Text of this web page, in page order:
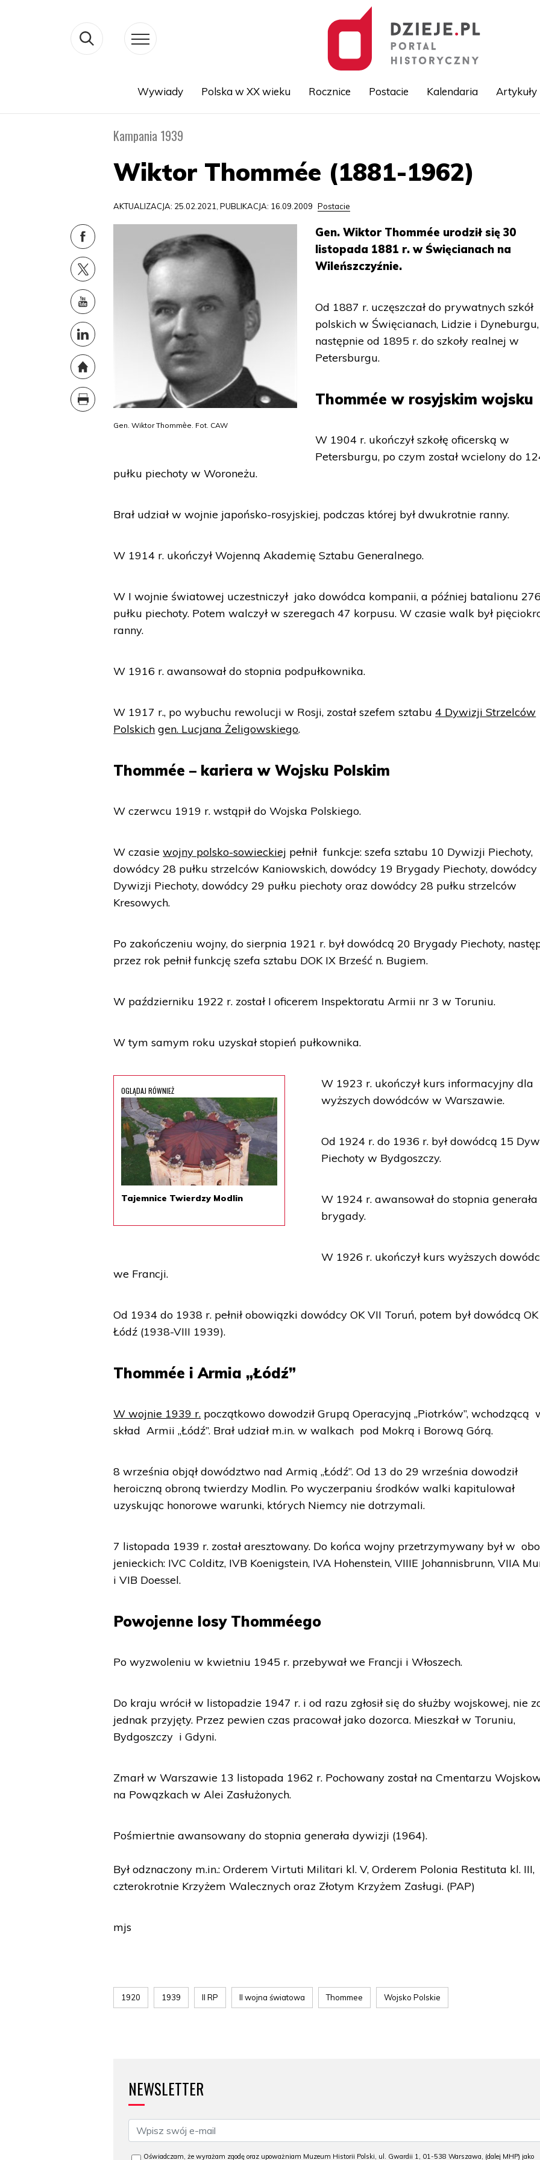
Wywiady Polska w XX wieku Rocznice Postacie Kalendaria Artykuły
Kampania 1939
Wiktor Thommée (1881-1962)
AKTUALIZACJA: 25.02.2021, PUBLIKACJA: 16.09.2009 Postacie
Gen. Wiktor Thommѐe. Fot. CAW
Gen. Wiktor Thommée urodził się 30
listopada 1881 r. w Święcianach na
Wileńszczyźnie.
Od 1887 r. uczęszczał do prywatnych szkół
polskich w Święcianach, Lidzie i
następnie od 1895 r. do szkoły realnej w
Petersburgu.
Thommée w rosyjskim wojsku
W 1904 r. ukończył szkołę oficerską w
Petersburgu, po czym został wcielony do
pułku piechoty w Woroneżu.
Brał udział w wojnie japońsko-rosyjskiej, podczas której był dwukrotnie ranny.
W 1914 r. ukończył Wojenną Akademię Sztabu Generalnego.
W I wojnie światowej uczestniczył jako dowódca kompanii, a później batalionu 276
pułku piechoty. Potem walczył w szeregach 47 korpusu. W czasie walk był
ranny.
W 1916 r. awansował do stopnia podpułkownika.
W 1917 r., po wybuchu rewolucji w Rosji, został szefem sztabu4 Dywizji Strzelców
Polskich gen. Lucjana Żeligowskiego.
Thommée – kariera w Wojsku Polskim
W czerwcu 1919 r. wstąpił do Wojska Polskiego.
W czasiewojny polsko-sowieckiej pełnił funkcje: szefa sztabu 10 Dywizji Piechoty,
dowódcy 28 pułku strzelców Kaniowskich, dowódcy 19 Brygady Piechoty, dowódcy
Dywizji Piechoty, dowódcy 29 pułku piechoty oraz dowódcy 28 pułku strzelców
Kresowych.
Po zakończeniu wojny, do sierpnia 1921 r. był dowódcą 20 Brygady Piechoty,
przez rok pełnił funkcję szefa sztabu DOK IX Brześć n. Bugiem.
W październiku 1922 r. został I oficerem Inspektoratu Armii nr 3 w Toruniu.
W tym samym roku uzyskał stopień pułkownika.
OGLĄDAJ RÓWNIEŻ
Tajemnice Twierdzy Modlin
W 1923 r. ukończył kurs informacyjny dla
wyższych dowódców w Warszawie.
Od 1924 r. do 1936 r. był dowódcą 15
Piechoty w Bydgoszczy.
W 1924 r. awansował do stopnia generała
brygady.
W 1926 r. ukończył kurs wyższych
we Francji.
Od 1934 do 1938 r. pełnił obowiązki dowódcy OK VII Toruń, potem był dowódcą
Łódź (1938-VIII 1939).
Thommée i Armia „Łódź”
W wojnie 1939 r. początkowo dowodził Grupą Operacyjną „Piotrków”, wchodzącą
skład Armii „Łódź”. Brał udział m.in. w walkach pod Mokrą i Borową Górą.
8 września objął dowództwo nad Armią „Łódź”. Od 13 do 29 września dowodził
heroiczną obroną twierdzy Modlin. Po wyczerpaniu środków walki kapitulował
uzyskując honorowe warunki, których Niemcy nie dotrzymali.
7 listopada 1939 r. został aresztowany. Do końca wojny przetrzymywany był w
jenieckich: IVC Colditz, IVB Koenigstein, IVA Hohenstein, VIIIE Johannisbrunn, VIIA
i VIB Doessel.
Powojenne losy Thomméego
Po wyzwoleniu w kwietniu 1945 r. przebywał we Francji i Włoszech.
Do kraju wrócił w listopadzie 1947 r. i od razu zgłosił się do służby wojskowej, nie
jednak przyjęty. Przez pewien czas pracował jako dozorca. Mieszkał w Toruniu,
Bydgoszczy i Gdyni.
Zmarł w Warszawie 13 listopada 1962 r. Pochowany został na Cmentarzu
na Powązkach w Alei Zasłużonych.
Pośmiertnie awansowany do stopnia generała dywizji (1964).
Był odznaczony m.in.: Orderem Virtuti Militari kl. V, Orderem Polonia Restituta kl. III,
czterokrotnie Krzyżem Walecznych oraz Złotym Krzyżem Zasługi. (PAP)
mjs
1920 1939 II RP II wojna światowa Thommee Wojsko Polskie
NEWSLETTER
Oświadczam, że wyrażam zgodę oraz upoważniam Muzeum Historii Polski, ul. Gwardii 1, 01-538 Warszawa, (dalej MHP) jako